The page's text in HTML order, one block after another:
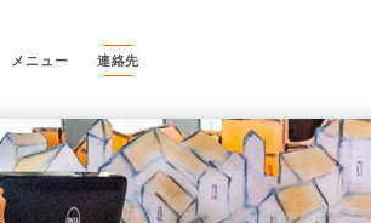
メニュー 連絡先